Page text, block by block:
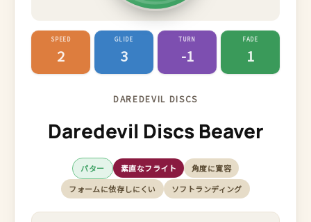
SPEED
2
GLIDE
3
TURN
-1
FADE
1
DAREDEVIL DISCS
Daredevil Discs Beaver
パター 素直なフライト
角度に寛容
フォームに依存しにくい
ソフトランディング